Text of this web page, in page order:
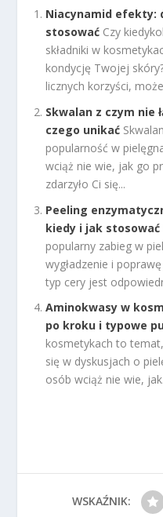
Niacynamid efekty:
stosować Czy
składniki w
kondycję Twojej
licznych korzyści,
Skwalan z czym nie
czego unikać
popularność w
wciąż nie wie, jak go
zdarzyło Ci się...
Peeling
kiedy i jak stosować
popularny zabieg w
wygładzenie i
typ cery jest
Aminokwasy w
po kroku i typowe
kosmetykach to
się w dyskusjach o
osób wciąż nie wie,
WSKAŹNIK: